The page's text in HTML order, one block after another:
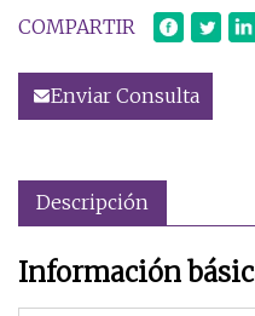
COMPARTIR
Enviar Consulta
Descripción
Información